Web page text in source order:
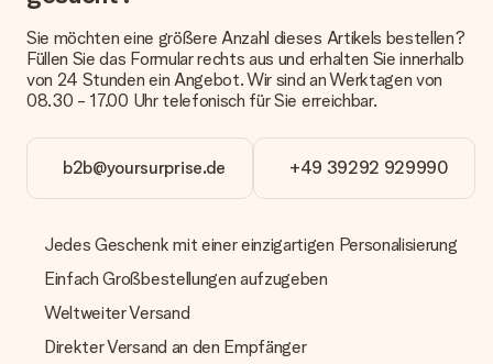
Zahlung
Wie kann ich meine Bestellung bezahlen?
Wir bieten die folgenden Zahlungsoptionen an: Vorauskasse
mit normaler Überweisung, Sofortüberweisung, Paypal,
manuellen Überweisung verlängert sich die Lieferzeit des
Geschenks jedoch um 3 Werktage.
Geschenk empfangen
Was, wenn das Geschenk meine Erwartungen nicht
Sollte das Geschenk wider Erwarten deine Erwartungen nicht
erfüllen, bitten wir dich, unseren Kundenservice zu
kontaktieren. Dort wird dir umgehend ein passender
Lösungsvorschlag unterbreitet.
Sie möchten eine größere Anzahl dieses Artikels bestellen?
Füllen Sie das Formular rechts aus und erhalten Sie innerhalb
von 24 Stunden ein Angebot. Wir sind an Werktagen von
08.30 - 17.00 Uhr telefonisch für Sie erreichbar.
b2b@yoursurprise.de +49 39292 929990
Jedes Geschenk mit einer einzigartigen Personalisierung
Einfach Großbestellungen aufzugeben
Weltweiter Versand
Direkter Versand an den Empfänger